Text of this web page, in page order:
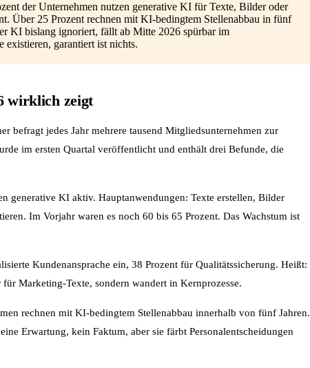
der Unternehmen nutzen generative KI für Texte, Bilder oder
Über 25 Prozent rechnen mit KI-bedingtem Stellenabbau in fünf
KI bislang ignoriert, fällt ab Mitte 2026 spürbar im
existieren, garantiert ist nichts.
wirklich zeigt
befragt jedes Jahr mehrere tausend Mitgliedsunternehmen zur
im ersten Quartal veröffentlicht und enthält drei Befunde, die
generative KI aktiv. Hauptanwendungen: Texte erstellen, Bilder
Im Vorjahr waren es noch 60 bis 65 Prozent. Das Wachstum ist
Kundenansprache ein, 38 Prozent für Qualitätssicherung. Heißt:
Marketing-Texte, sondern wandert in Kernprozesse.
rechnen mit KI-bedingtem Stellenabbau innerhalb von fünf Jahren.
Erwartung, kein Faktum, aber sie färbt Personalentscheidungen